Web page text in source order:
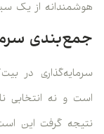
هوشمندانه از یک
جمع‌بندی
سرمایه‌گذاری در
است و نه انتخابی
نتیجه گرفت این